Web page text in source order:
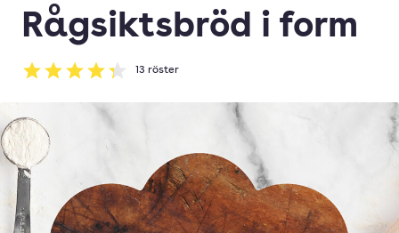
Rågsiktsbröd i form
Betyg: 4.31 av 5
13 röster